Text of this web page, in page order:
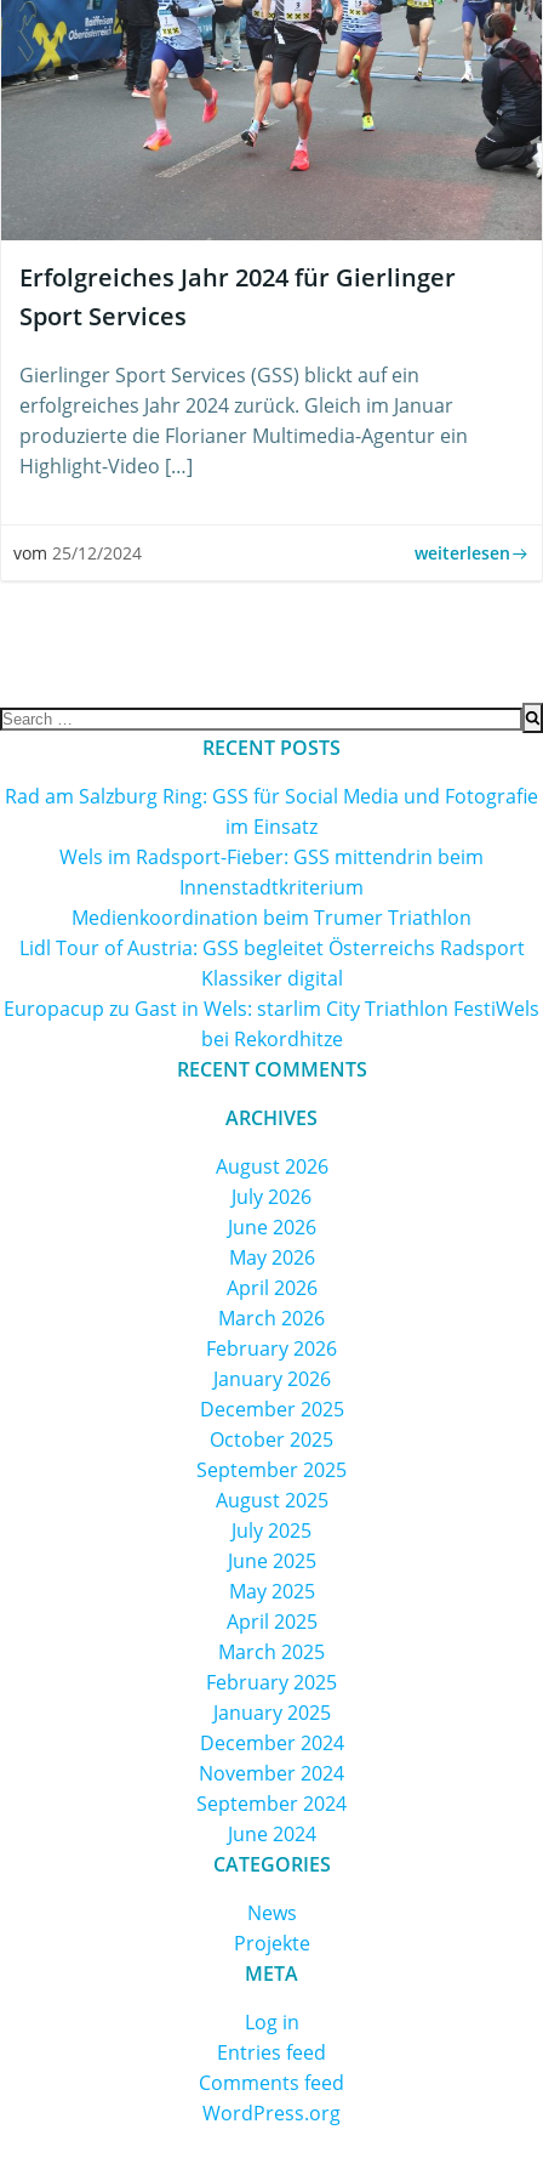
Erfolgreiches Jahr 2024 für Gierlinger
Sport Services
Gierlinger Sport Services (GSS) blickt auf ein
erfolgreiches Jahr 2024 zurück. Gleich im Januar
produzierte die Florianer Multimedia-Agentur ein
Highlight-Video […]
vom 25/12/2024 weiterlesen
Search
RECENT POSTS
Rad am Salzburg Ring: GSS für Social Media und Fotografie
im Einsatz
Wels im Radsport-Fieber: GSS mittendrin beim
Innenstadtkriterium
Medienkoordination beim Trumer Triathlon
Lidl Tour of Austria: GSS begleitet Österreichs Radsport
Klassiker digital
Europacup zu Gast in Wels: starlim City Triathlon FestiWels
bei Rekordhitze
RECENT COMMENTS
ARCHIVES
August 2026
July 2026
June 2026
May 2026
April 2026
March 2026
February 2026
January 2026
December 2025
October 2025
September 2025
August 2025
July 2025
June 2025
May 2025
April 2025
March 2025
February 2025
January 2025
December 2024
November 2024
September 2024
June 2024
CATEGORIES
News
Projekte
META
Log in
Entries feed
Comments feed
WordPress.org